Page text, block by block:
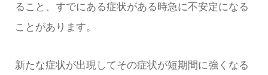
ること、すでにある症状がある時急に不安定になる
ことがあります。
新たな症状が出現してその症状が短期間に強くなる